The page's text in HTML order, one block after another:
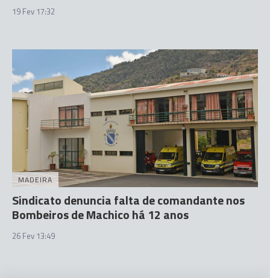
19 Fev 17:32
MADEIRA
Sindicato denuncia falta de comandante nos
Bombeiros de Machico há 12 anos
26 Fev 13:49